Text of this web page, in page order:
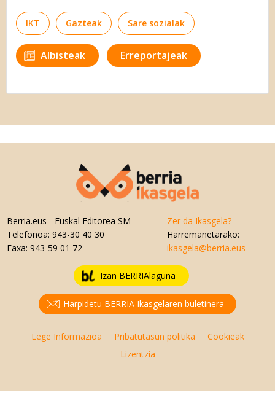
IKT Gazteak Sare sozialak
Albisteak Erreportajeak
Berria.eus - Euskal Editorea SM
Telefonoa: 943-30 40 30
Faxa: 943-59 01 72
Zer da Ikasgela?
Harremanetarako:
ikasgela@berria.eus
Izan BERRIAlaguna
Harpidetu BERRIA Ikasgelaren buletinera
Lege Informazioa Pribatutasun politika
Cookieak
Lizentzia